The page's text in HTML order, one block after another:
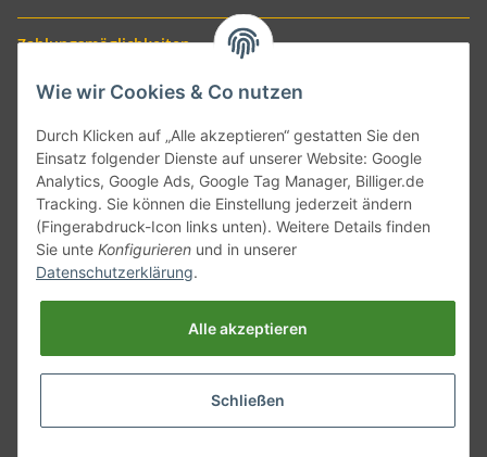
Zahlungsmöglichkeiten
Versand mit
Wie wir Cookies & Co nutzen
Durch Klicken auf „Alle akzeptieren“ gestatten Sie den
Einsatz folgender Dienste auf unserer Website: Google
Analytics, Google Ads, Google Tag Manager, Billiger.de
Tracking. Sie können die Einstellung jederzeit ändern
(Fingerabdruck-Icon links unten). Weitere Details finden
Sie unte Konfigurieren und in unserer
Datenschutzerklärung.
Alle akzeptieren
Schließen